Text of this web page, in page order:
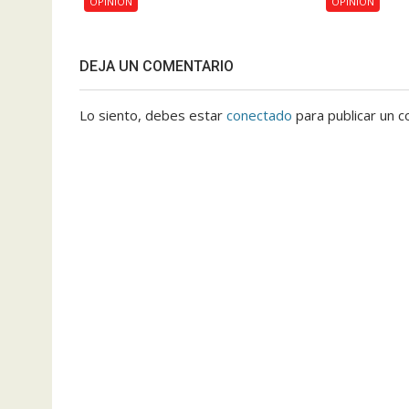
DEJA UN COMENTARIO
Lo siento, debes estar conectado para publicar un